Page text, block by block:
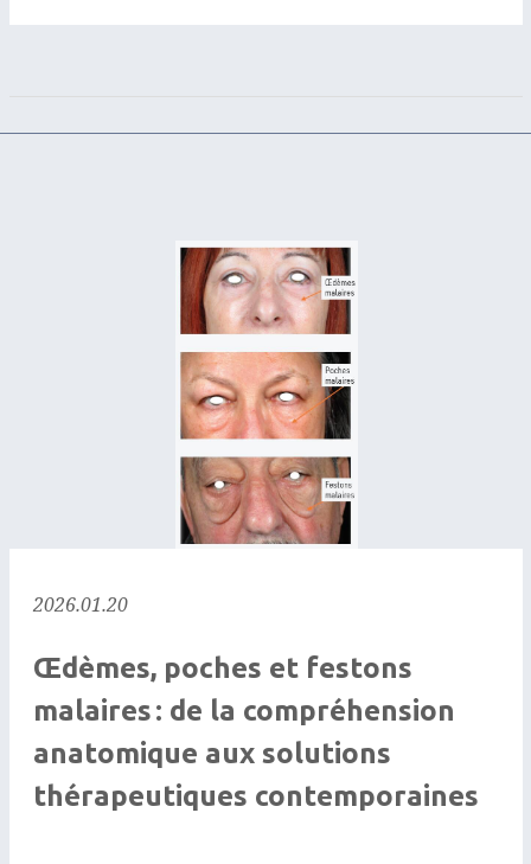
2026.01.20
Œdèmes, poches et festons
malaires : de la compréhension
anatomique aux solutions
thérapeutiques contemporaines